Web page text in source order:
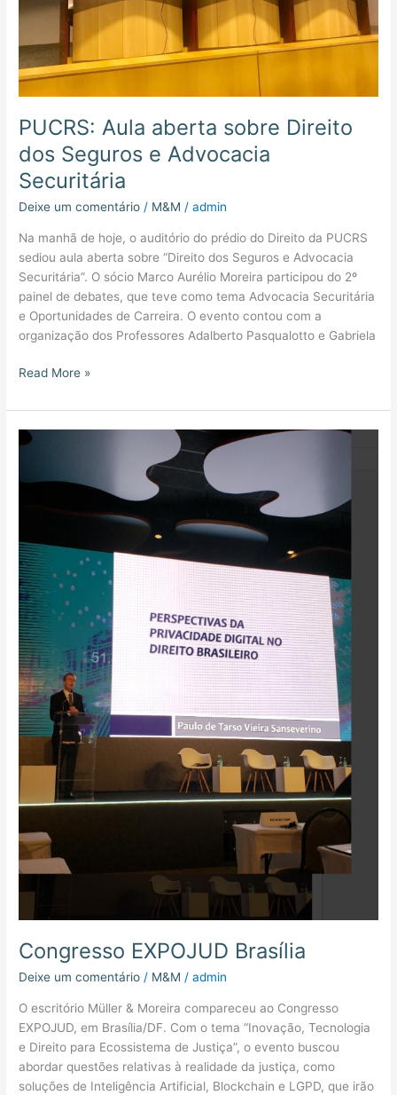
PUCRS: Aula aberta sobre Direito
dos Seguros e Advocacia
Securitária
Deixe um comentário / M&M /admin
Na manhã de hoje, o auditório do prédio do Direito da PUCRS
sediou aula aberta sobre “Direito dos Seguros e Advocacia
Securitária”. O sócio Marco Aurélio Moreira participou do 2º
painel de debates, que teve como tema Advocacia Securitária
e Oportunidades de Carreira. O evento contou com a
organização dos Professores Adalberto Pasqualotto e Gabriela
Securitária
Read More »
Congresso EXPOJUD Brasília
Deixe um comentário / M&M /admin
O escritório Müller & Moreira compareceu ao Congresso
EXPOJUD, em Brasília/DF. Com o tema “Inovação, Tecnologia
e Direito para Ecossistema de Justiça”, o evento buscou
abordar questões relativas à realidade da justiça, como
soluções de Inteligência Artificial, Blockchain e LGPD, que irão
Congresso